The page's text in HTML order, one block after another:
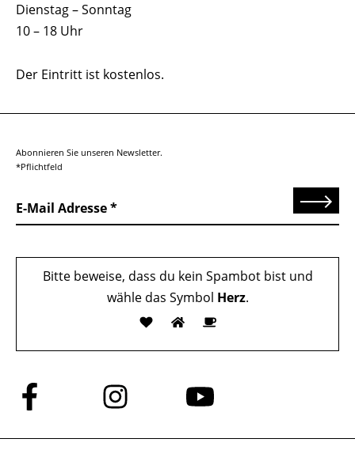
Dienstag – Sonntag
10 – 18 Uhr
Der Eintritt ist kostenlos.
Abonnieren Sie unseren Newsletter.
*Pflichtfeld
E-Mail Adresse Senden
Bitte beweise, dass du kein Spambot bist und
wähle das Symbol Herz.
Folge
uns
auf
Folge
uns
auf
Folge
auf